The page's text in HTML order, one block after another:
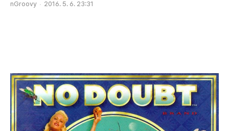
nGroovy 2016. 5. 6. 23:31